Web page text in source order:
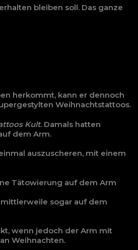
bleiben soll. Das ganze
herkommt, kann er dennoch
Weihnachtstattoos.
Kult. Damals hatten
dem Arm.
auszuscheren, mit einem
Tätowierung auf dem Arm
sogar auf dem
wenn jedoch der Arm mit
Weihnachten.